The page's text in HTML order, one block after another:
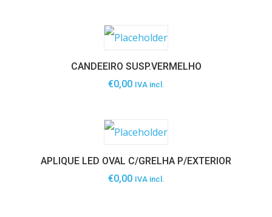
CANDEEIRO SUSP.VERMELHO
€0,00 IVA incl.
APLIQUE LED OVAL C/GRELHA P/EXTERIOR
€0,00 IVA incl.